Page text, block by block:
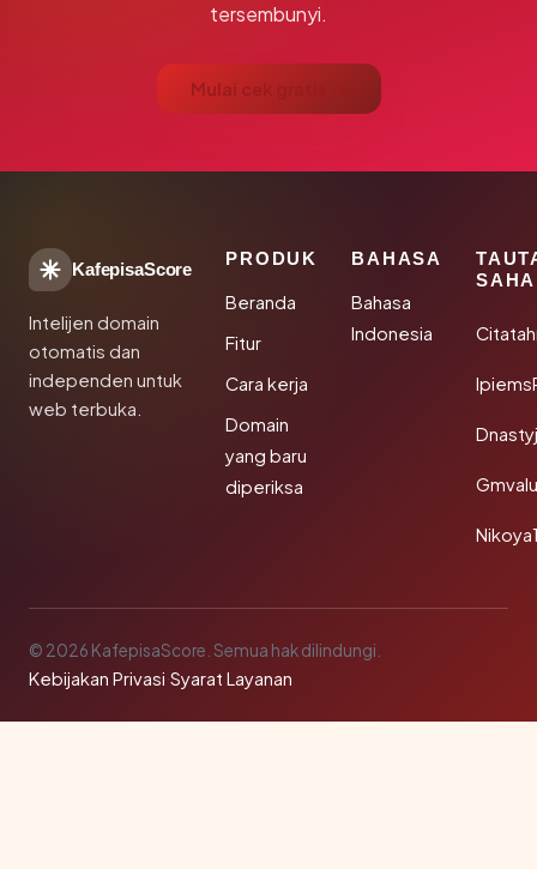
tersembunyi.
Mulai cek gratis →
KafepisaScore
Intelijen domain
otomatis dan
independen untuk
web terbuka.
PRODUK
Beranda
Fitur
Cara kerja
Domain
yang baru
diperiksa
BAHASA
Bahasa
Indonesia
© 2026 KafepisaScore. Semua hak dilindungi.
Kebijakan Privasi·Syarat Layanan